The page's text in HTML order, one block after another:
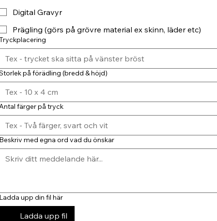
Digital Gravyr
Prägling (görs på grövre material ex skinn, läder etc)
på förädling (bredd & höjd)
färger på tryck
med egna ord vad du önskar
upp din fil här
Ladda upp fil